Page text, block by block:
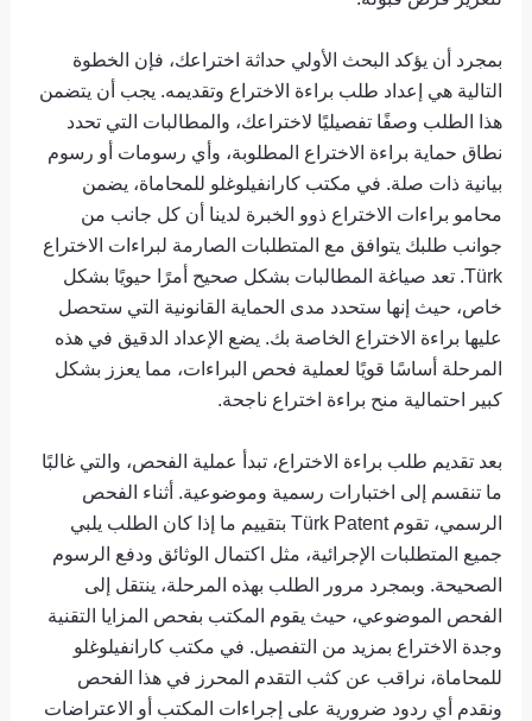
بمجرد أن يؤكد البحث الأولي حداثة اختراعك، فإن الخطوة
التالية هي إعداد طلب براءة الاختراع وتقديمه. يجب أن يتضمن
هذا الطلب وصفًا تفصيليًا لاختراعك، والمطالبات التي تحدد
نطاق حماية براءة الاختراع المطلوبة، وأي رسومات أو رسوم
بيانية ذات صلة. في مكتب كارانفيلوغلو للمحاماة، يضمن
محامو براءات الاختراع ذوو الخبرة لدينا أن كل جانب من
جوانب طلبك يتوافق مع المتطلبات الصارمة لبراءات الاختراع
Türk. تعد صياغة المطالبات بشكل صحيح أمرًا حيويًا بشكل
خاص، حيث إنها ستحدد مدى الحماية القانونية التي ستحصل
عليها براءة الاختراع الخاصة بك. يضع الإعداد الدقيق في هذه
المرحلة أساسًا قويًا لعملية فحص البراءات، مما يعزز بشكل
كبير احتمالية منح براءة اختراع ناجحة.
بعد تقديم طلب براءة الاختراع، تبدأ عملية الفحص، والتي غالبًا
ما تنقسم إلى اختبارات رسمية وموضوعية. أثناء الفحص
الرسمي، تقوم Türk Patent بتقييم ما إذا كان الطلب يلبي
جميع المتطلبات الإجرائية، مثل اكتمال الوثائق ودفع الرسوم
الصحيحة. وبمجرد مرور الطلب بهذه المرحلة، ينتقل إلى
الفحص الموضوعي، حيث يقوم المكتب بفحص المزايا التقنية
وجدة الاختراع بمزيد من التفصيل. في مكتب كارانفيلوغلو
للمحاماة، نراقب عن كثب التقدم المحرز في هذا الفحص
ونقدم أي ردود ضرورية على إجراءات المكتب أو الاعتراضات